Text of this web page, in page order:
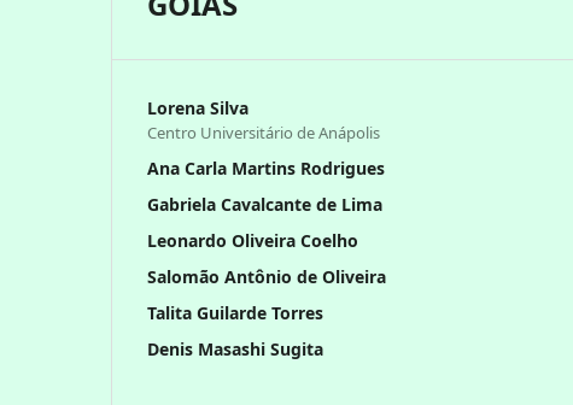
Lorena Silva
Centro Universitário de Anápolis
Ana Carla Martins Rodrigues
Gabriela Cavalcante de Lima
Leonardo Oliveira Coelho
Salomão Antônio de Oliveira
Talita Guilarde Torres
Denis Masashi Sugita